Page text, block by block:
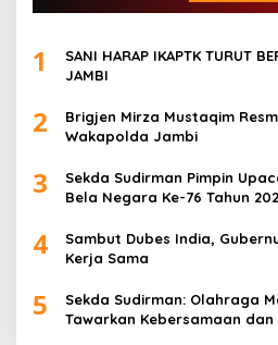
1
SANI HARAP IKAPTK TURUT
JAMBI
2
Brigjen Mirza Mustaqim
Wakapolda Jambi
3
Sekda Sudirman Pimpin
Bela Negara Ke-76 Tahun
4
Sambut Dubes India,
Kerja Sama
5
Sekda Sudirman: Olahraga
Tawarkan Kebersamaan